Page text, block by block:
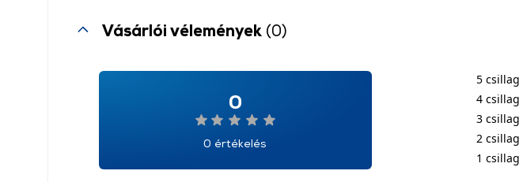
Vásárlói vélemények (0)
0
0 értékelés
5 csillag
4 csillag
3 csillag
2 csillag
1 csillag